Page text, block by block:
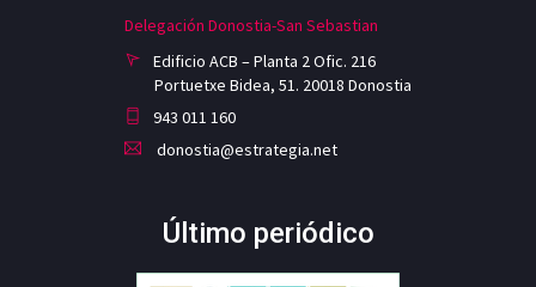
Delegación Donostia-San Sebastian
Edificio ACB – Planta 2 Ofic. 216
Portuetxe Bidea, 51. 20018 Donostia
943 011 160
donostia@estrategia.net
Último periódico